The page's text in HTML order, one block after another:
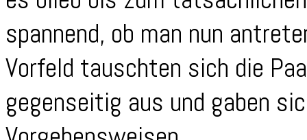
spannend, ob man nun
Vorfeld tauschten sich die
gegenseitig aus und gaben